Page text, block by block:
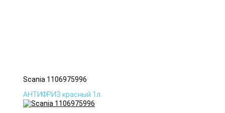
Scania 1106975996
АНТИФРИЗ красный 1л.